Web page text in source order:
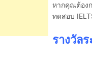
หากคุณต้อง
ทดสอบ
รางวัล